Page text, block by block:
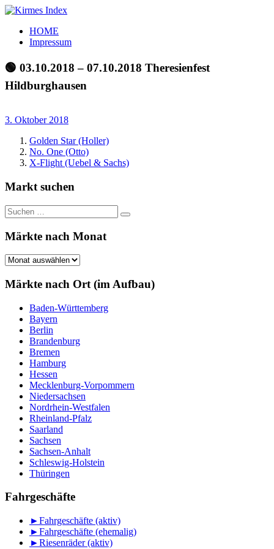
Zum
springen
Kirmes
Index
Tourpläne
der
letzten
Jahre
HOME
Impressum
🟢 03.10.2018 – 07.10.2018 Theresienfest
Hildburghausen
3. Oktober 2018
Golden Star (Holler)
No. One (Otto)
X-Flight (Uebel & Sachs)
Markt suchen
Suchen
nach:
Suchen
Märkte nach Monat
Märkte
Monat
Märkte nach Ort (im Aufbau)
Baden-Württemberg
Bayern
Berlin
Brandenburg
Bremen
Hamburg
Hessen
Mecklenburg-Vorpommern
Niedersachsen
Nordrhein-Westfalen
Rheinland-Pfalz
Saarland
Sachsen
Sachsen-Anhalt
Schleswig-Holstein
Thüringen
Fahrgeschäfte
►Fahrgeschäfte (aktiv)
►Fahrgeschäfte (ehemalig)
►Riesenräder (aktiv)